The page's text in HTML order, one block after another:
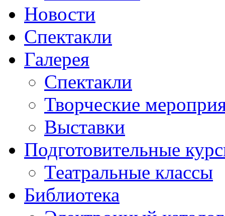
Новости
Спектакли
Галерея
Спектакли
Творческие
Выставки
Подготовительные
Театральные классы
Библиотека